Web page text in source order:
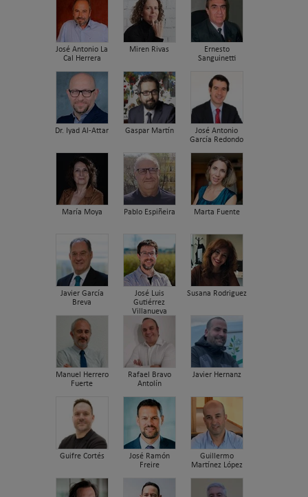
José Antonio La
Cal Herrera
Miren Rivas
Ernesto
Sanguinetti
Dr. Iyad Al-Attar Gaspar Martín
José Antonio
García Redondo
María Moya Pablo Espiñeira Marta Fuente
Javier García
Breva
José Luis
Gutiérrez
Villanueva
Susana Rodriguez
Manuel Herrero
Fuerte
Rafael Bravo
Antolín
Javier Hernanz
Guifre Cortés
José Ramón
Freire
Guillermo
Martínez López